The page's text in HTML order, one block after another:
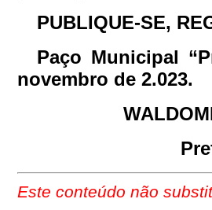
PUBLIQUE-SE,
Paço Municipal
novembro de 2.023.
Este conteúdo não